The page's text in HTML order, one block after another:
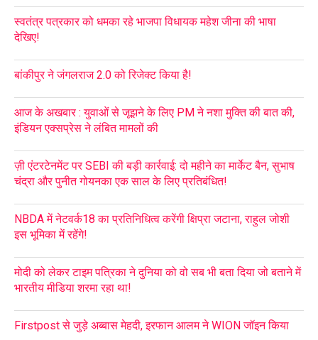
स्वतंत्र पत्रकार को धमका रहे भाजपा विधायक महेश जीना की भाषा
देखिए!
बांकीपुर ने जंगलराज 2.0 को रिजेक्ट किया है!
आज के अखबार : युवाओं से जूझने के लिए PM ने नशा मुक्ति की बात की,
इंडियन एक्सप्रेस ने लंबित मामलों की
ज़ी एंटरटेनमेंट पर SEBI की बड़ी कार्रवाई: दो महीने का मार्केट बैन, सुभाष
चंद्रा और पुनीत गोयनका एक साल के लिए प्रतिबंधित!
NBDA में नेटवर्क18 का प्रतिनिधित्व करेंगी क्षिप्रा जटाना, राहुल जोशी
इस भूमिका में रहेंगे!
मोदी को लेकर टाइम पत्रिका ने दुनिया को वो सब भी बता दिया जो बताने में
भारतीय मीडिया शरमा रहा था!
Firstpost से जुड़े अब्बास मेहदी, इरफान आलम ने WION जॉइन किया